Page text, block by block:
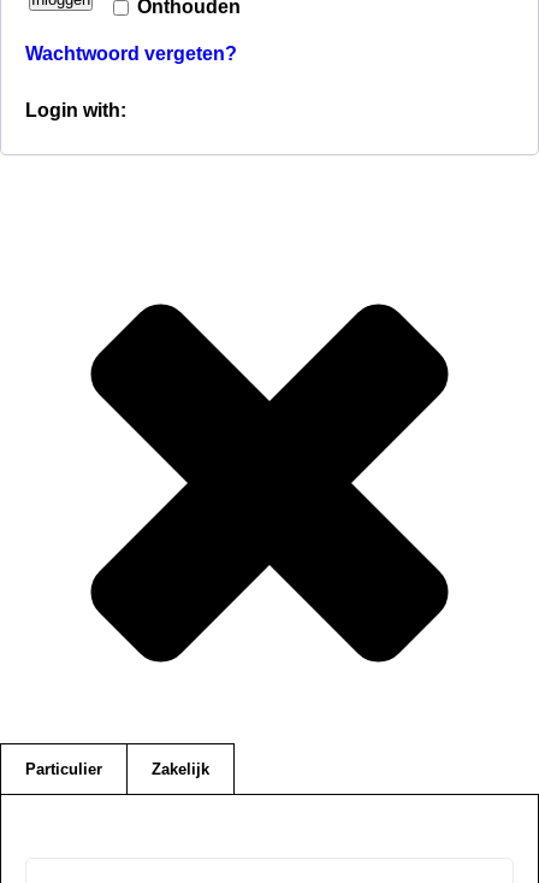
Onthouden
Wachtwoord vergeten?
Login with:
Particulier Zakelijk